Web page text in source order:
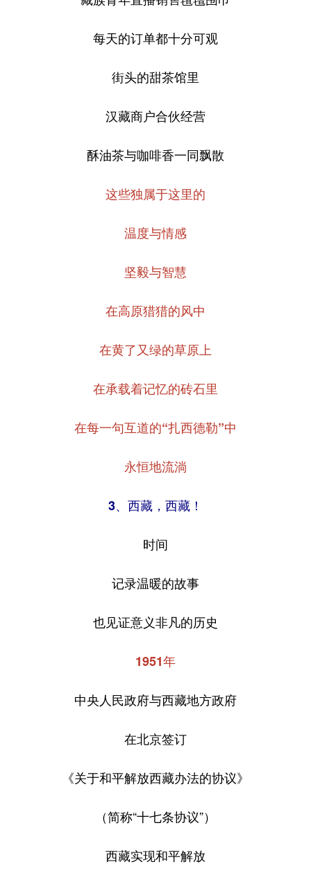
每天的订单都十分可观
街头的甜茶馆里
汉藏商户合伙经营
酥油茶与咖啡香一同飘散
这些独属于这里的
温度与情感
坚毅与智慧
在高原猎猎的风中
在黄了又绿的草原上
在承载着记忆的砖石里
在每一句互道的“扎西德勒”中
永恒地流淌
3、西藏，西藏！
时间
记录温暖的故事
也见证意义非凡的历史
1951年
中央人民政府与西藏地方政府
在北京签订
《关于和平解放西藏办法的协议》
（简称“十七条协议”）
西藏实现和平解放